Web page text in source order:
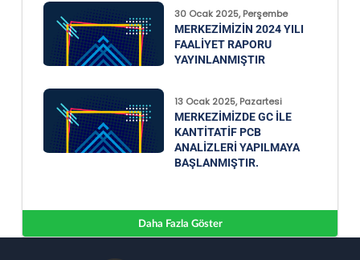
30 Ocak 2025, Perşembe
MERKEZIMIZIN 2024 YILI
FAALIYET RAPORU
YAYINLANMIŞTIR
13 Ocak 2025, Pazartesi
MERKEZIMIZDE GC ILE
KANTITATIF PCB
ANALIZLERI YAPILMAYA
BAŞLANMIŞTIR.
Daha Fazla Göster